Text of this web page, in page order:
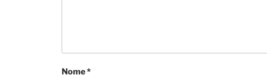
Nome*